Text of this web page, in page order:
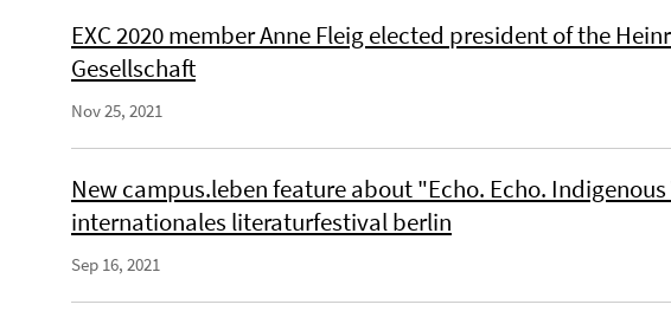
EXC 2020 member Anne Fleig elected president of the
Gesellschaft
Nov 25, 2021
New campus.leben feature about "Echo. Echo.
internationales literaturfestival berlin
Sep 16, 2021